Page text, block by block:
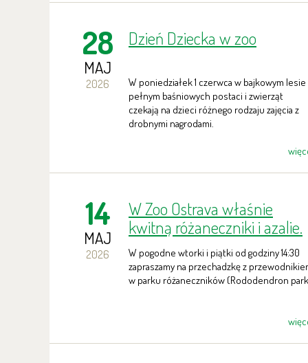
28
MAJ
2026
Dzień Dziecka w zoo
W poniedziałek 1 czerwca w bajkowym lesie
pełnym baśniowych postaci i zwierząt
czekają na dzieci różnego rodzaju zajęcia z
drobnymi nagrodami.
14
MAJ
2026
W Zoo Ostrava właśnie
kwitną różaneczniki i azalie.
W pogodne wtorki i piątki od godziny 14:30
zapraszamy na przechadzkę z
w parku różaneczników (Rododendron